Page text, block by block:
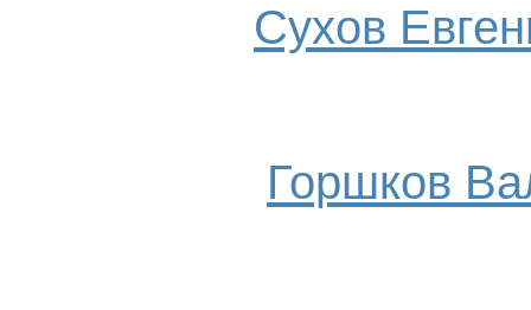
Сухов
Горшков